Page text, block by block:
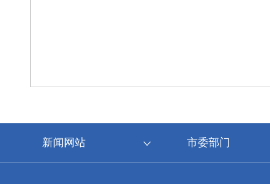
新闻网站 市委部门